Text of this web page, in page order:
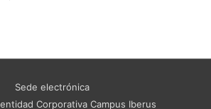
Sede electrónica
Corporativa Campus Iberus